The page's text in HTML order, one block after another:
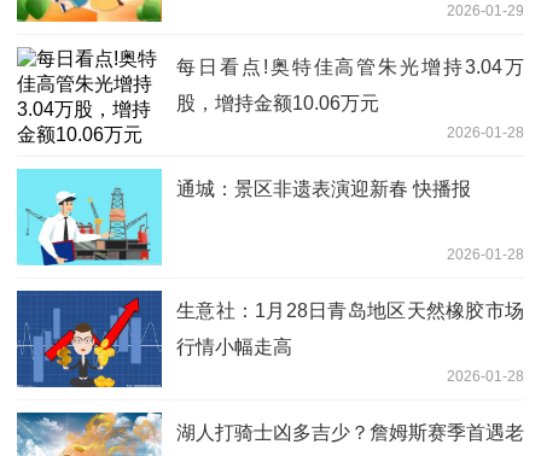
2026-01-29
每日看点!奥特佳高管朱光增持3.04万
股，增持金额10.06万元
2026-01-28
通城：景区非遗表演迎新春 快播报
2026-01-28
生意社：1月28日青岛地区天然橡胶市场
行情小幅走高
2026-01-28
湖人打骑士凶多吉少？詹姆斯赛季首遇老